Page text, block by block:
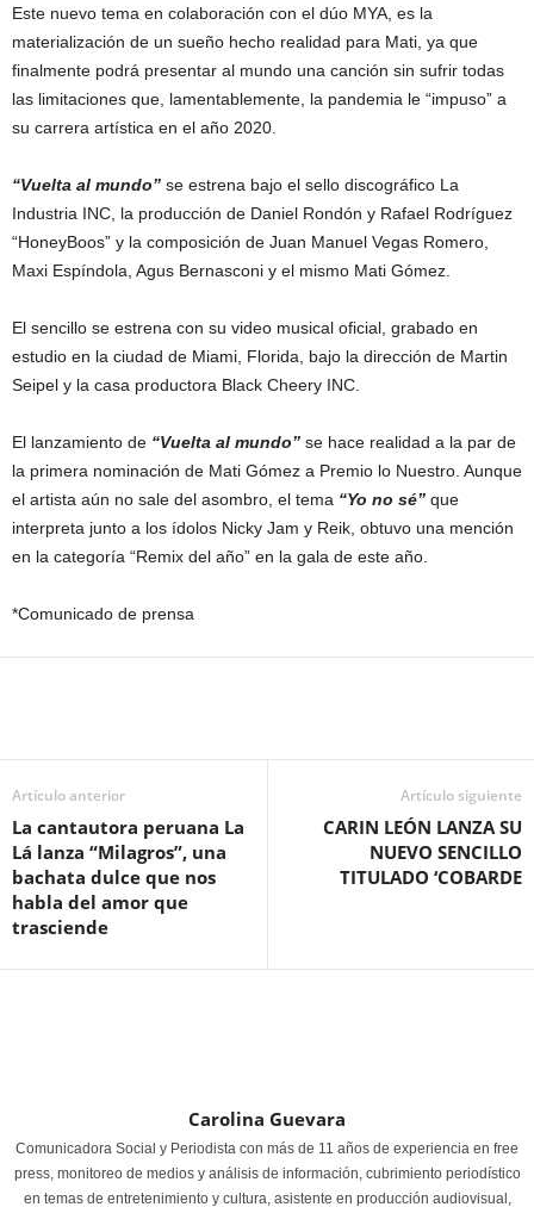
Este nuevo tema en colaboración con el dúo MYA, es la
materialización de un sueño hecho realidad para Mati, ya que
finalmente podrá presentar al mundo una canción sin sufrir todas
las limitaciones que, lamentablemente, la pandemia le “impuso” a
su carrera artística en el año 2020.
“Vuelta al mundo” se estrena bajo el sello discográfico La
Industria INC, la producción de Daniel Rondón y Rafael Rodríguez
“HoneyBoos” y la composición de Juan Manuel Vegas Romero,
Maxi Espíndola, Agus Bernasconi y el mismo Mati Gómez.
El sencillo se estrena con su video musical oficial, grabado en
estudio en la ciudad de Miami, Florida, bajo la dirección de Martin
Seipel y la casa productora Black Cheery INC.
El lanzamiento de “Vuelta al mundo” se hace realidad a la par de
la primera nominación de Mati Gómez a Premio lo Nuestro. Aunque
el artista aún no sale del asombro, el tema “Yo no sé” que
interpreta junto a los ídolos Nicky Jam y Reik, obtuvo una mención
en la categoría “Remix del año” en la gala de este año.
*Comunicado de prensa
Artículo anterior
La cantautora peruana La
Lá lanza “Milagros”, una
bachata dulce que nos
habla del amor que
trasciende
Artículo siguiente
CARIN LEÓN LANZA SU
NUEVO SENCILLO
TITULADO ‘COBARDE
Carolina Guevara
Comunicadora Social y Periodista con más de 11 años de experiencia en free
press, monitoreo de medios y análisis de información, cubrimiento periodístico
en temas de entretenimiento y cultura, asistente en producción audiovisual,